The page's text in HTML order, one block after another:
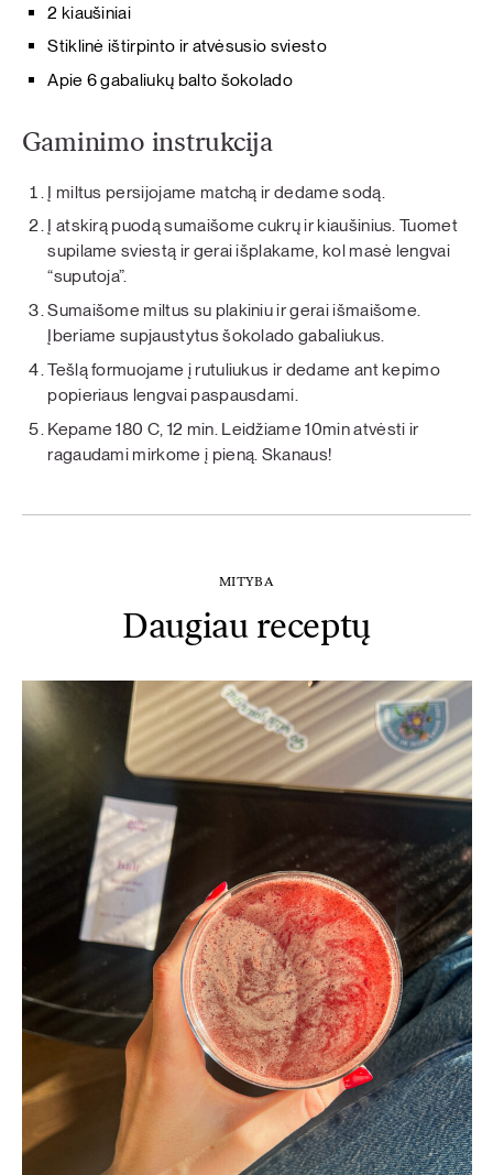
2 kiaušiniai
Stiklinė ištirpinto ir atvėsusio sviesto
Apie 6 gabaliukų balto šokolado
Gaminimo instrukcija
Į miltus persijojame matchą ir dedame sodą.
Į atskirą puodą sumaišome cukrų ir kiaušinius. Tuomet
supilame sviestą ir gerai išplakame, kol masė lengvai
“suputoja”.
Sumaišome miltus su plakiniu ir gerai išmaišome.
Įberiame supjaustytus šokolado gabaliukus.
Tešlą formuojame į rutuliukus ir dedame ant kepimo
popieriaus lengvai paspausdami.
Kepame 180 C, 12 min. Leidžiame 10min atvėsti ir
ragaudami mirkome į pieną. Skanaus!
MITYBA
Daugiau receptų